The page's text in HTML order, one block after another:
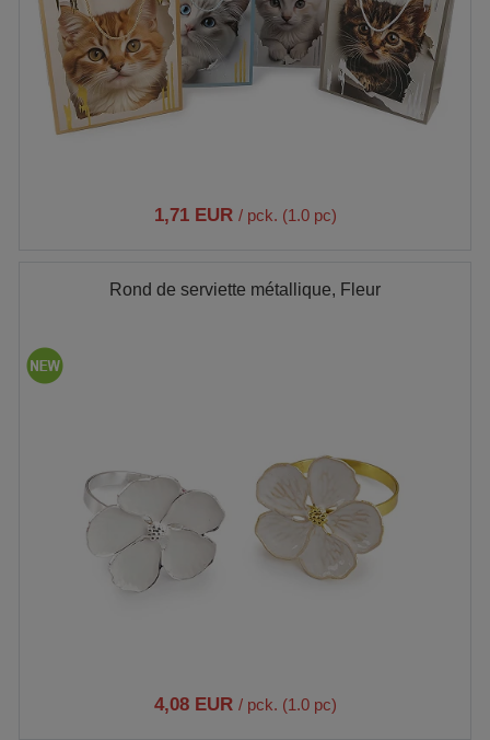
1,71 EUR / pck. (1.0 pc)
Rond de serviette métallique, Fleur
4,08 EUR / pck. (1.0 pc)